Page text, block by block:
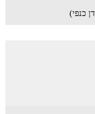
כנפי)